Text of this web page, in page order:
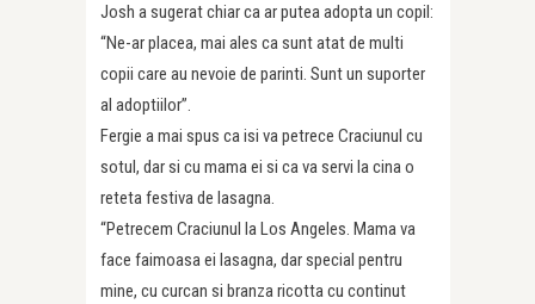
Josh a sugerat chiar ca ar putea adopta un copil:
“Ne-ar placea, mai ales ca sunt atat de multi
copii care au nevoie de parinti. Sunt un suporter
al adoptiilor”.
Fergie a mai spus ca isi va petrece Craciunul cu
sotul, dar si cu mama ei si ca va servi la cina o
reteta festiva de lasagna.
“Petrecem Craciunul la Los Angeles. Mama va
face faimoasa ei lasagna, dar special pentru
mine, cu curcan si branza ricotta cu continut